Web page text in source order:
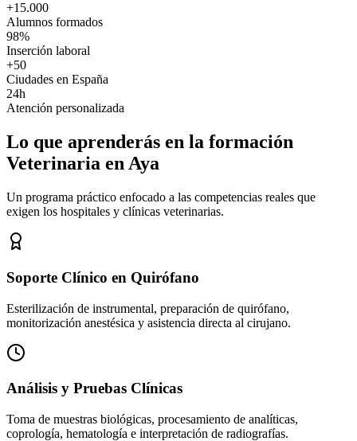
+15.000
Alumnos formados
98%
Inserción laboral
+50
Ciudades en España
24h
Atención personalizada
Lo que aprenderás en la formación
Veterinaria en Aya
Un programa práctico enfocado a las competencias reales que
exigen los hospitales y clínicas veterinarias.
Soporte Clínico en Quirófano
Esterilización de instrumental, preparación de quirófano,
monitorización anestésica y asistencia directa al cirujano.
Análisis y Pruebas Clínicas
Toma de muestras biológicas, procesamiento de analíticas,
coprología, hematología e interpretación de radiografías.